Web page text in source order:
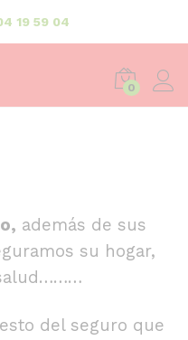
19 59 04
0
además de sus
su hogar,
del seguro que